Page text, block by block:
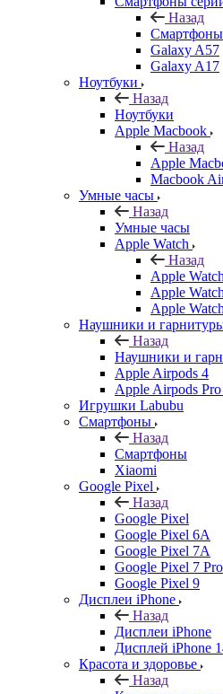
Назад
Смартфоны
Galaxy A57
Galaxy A17
Ноутбуки
Назад
Ноутбуки
Apple Macbook
Назад
Apple
Macbook
Умные часы
Назад
Умные часы
Apple Watch
Назад
Apple Watch
Apple
Apple
Наушники и
Назад
Наушники и
Apple Airpods 4
Apple Airpods
Игрушки Labubu
Смартфоны
Назад
Смартфоны
Xiaomi
Google Pixel
Назад
Google Pixel
Google Pixel 6A
Google Pixel 7А
Google Pixel 7 Pro
Google Pixel 9
Дисплеи iPhone
Назад
Дисплеи iPhone
Дисплей iPhone
Красота и здоровье
Назад